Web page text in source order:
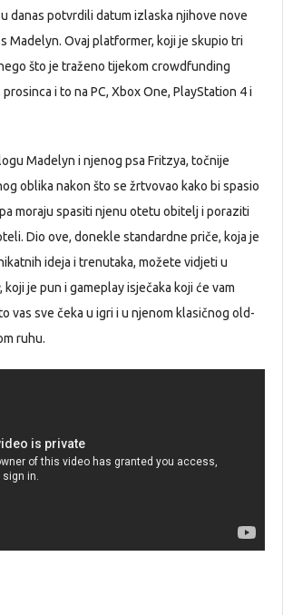
danas potvrdili datum izlaska njihove nove
Madelyn. Ovaj platformer, koji je skupio tri
što je traženo tijekom crowdfunding
i to na PC, Xbox One, PlayStation 4 i
Madelyn i njenog psa Fritzya, točnije
oblika nakon što se žrtvovao kako bi spasio
moraju spasiti njenu otetu obitelj i poraziti
Dio ove, donekle standardne priče, koja je
ideja i trenutaka, možete vidjeti u
, koji je pun i gameplay isječaka koji će vam
vas sve čeka u igri i u njenom klasičnog old-
ruhu.